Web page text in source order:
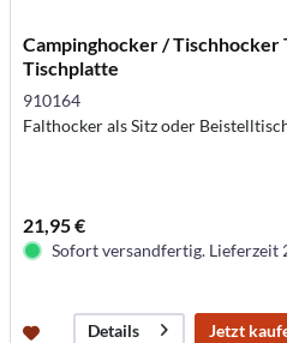
Campinghocker / Tischhocker
Tischplatte
910164
Falthocker als Sitz oder
21,95 €
Sofort versandfertig. Lieferzeit
Details Jetzt